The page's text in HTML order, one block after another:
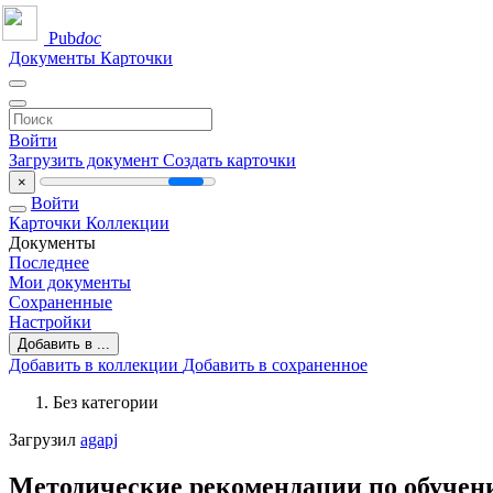
Pubdoc
Документы Карточки
Войти
Загрузить документ Создать карточки
×
Войти
Карточки Коллекции
Документы
Последнее
Мои документы
Сохраненные
Настройки
Добавить в ...
Добавить в коллекции Добавить в сохраненное
Без категории
Загрузил agapj
Методические рекомендации по